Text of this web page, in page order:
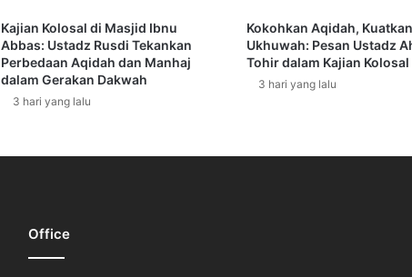
i
a
h
d
Kajian Kolosal di Masjid Ibnu
Abbas: Ustadz Rusdi Tekankan
Perbedaan Aqidah dan Manhaj
dalam Gerakan Dakwah
3 hari yang lalu
Kokohkan Aqidah, Kuatkan
Ukhuwah: Pesan Ustadz
Tohir dalam Kajian Kolosal
3 hari yang lalu
Office